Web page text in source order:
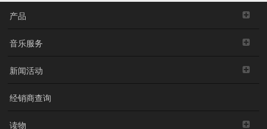
产品
音乐服务
新闻活动
经销商查询
读物